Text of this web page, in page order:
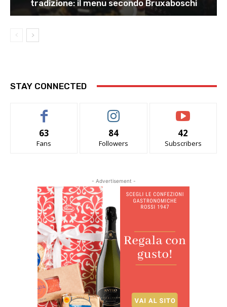
tradizione: il menu secondo Bruxaboschi
STAY CONNECTED
63
Fans
84
Followers
42
Subscribers
- Advertisement -